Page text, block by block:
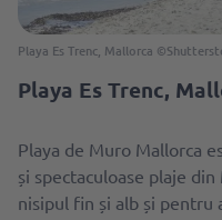
Playa Es Trenc, Mallorca
Playa Es Trenc,
Playa de Muro Mallorca
și spectaculoase plaje
nisipul fin și alb și pentru